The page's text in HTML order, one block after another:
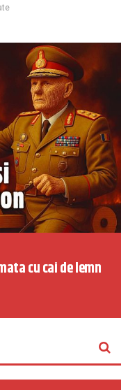
cu cai de lemn